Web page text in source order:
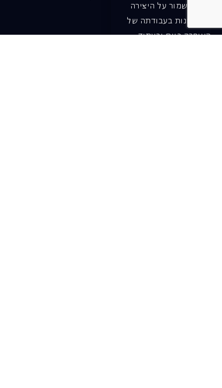
ובכך לשמור על היצירה
והחדשנות בעבודתה של
האופרה כיום ובעתיד.